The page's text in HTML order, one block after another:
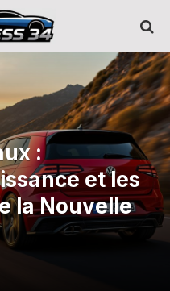
:
et les
la Nouvelle